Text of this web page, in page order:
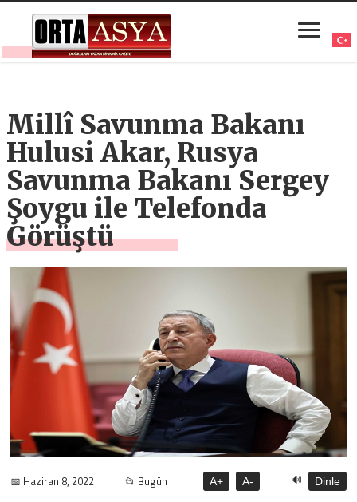
Millî Savunma Bakanı
Hulusi Akar, Rusya
Savunma Bakanı Sergey
Şoygu ile Telefonda
Görüştü
📅 Haziran 8, 2022 📂 Bugün A+ A- 🔊 Dinle